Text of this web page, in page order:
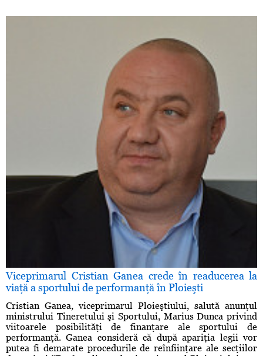
Viceprimarul Cristian Ganea crede în readucerea la
viaţă a sportului de performanţă în Ploieşti
Cristian Ganea, viceprimarul Ploieştiului, salută anunţul
ministrului Tineretului şi Sportului, Marius Dunca privind
viitoarele posibilităţi de finanţare ale sportului de
performanţă. Ganea consideră că după apariţia legii vor
putea fi demarate procedurile de reînfiinţare ale secţiilor